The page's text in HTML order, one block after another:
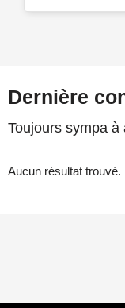
Dernière
Toujours sympa à
Aucun résultat trouvé.